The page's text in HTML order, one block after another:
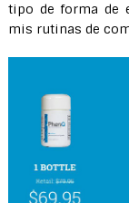
tipo de forma de
mis rutinas de